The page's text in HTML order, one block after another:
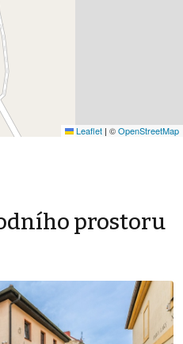
Leaflet | ©OpenStreetMap
prostoru